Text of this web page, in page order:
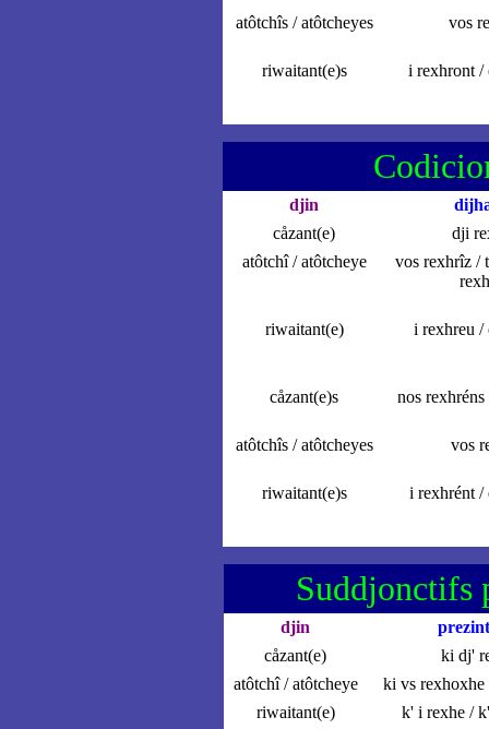
atôtchîs / atôtcheyes vos
riwaitant(e)s i rexhront /
djin
cåzant(e)
dji
atôtchî / atôtcheye
vos rexhrîz /
riwaitant(e) i rexhreu /
cåzant(e)s nos
atôtchîs / atôtcheyes vos
riwaitant(e)s i rexhrént /
Suddjonctifs
djin
cåzant(e)
ki dj'
atôtchî / atôtcheye
ki vs rexhoxhe
riwaitant(e)
k' i rexhe /